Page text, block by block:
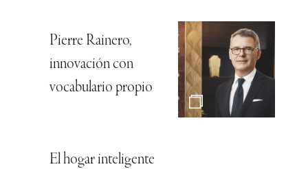
Pierre Rainero,
innovación con
vocabulario propio
El hogar inteligente